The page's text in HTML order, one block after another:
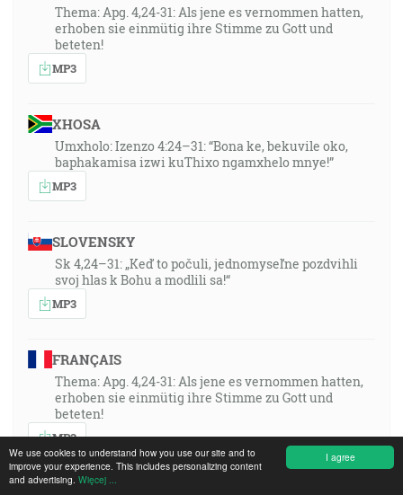
I agree
We use cookies to understand how you use our site and to
improve your experience. This includes personalizing content
and advertising. Więcej ...
Thema: Apg. 4,24-31: Als jene es vernommen hatten,
erhoben sie einmütig ihre Stimme zu Gott und
beteten!
MP3
XHOSA
Umxholo: Izenzo 4:24–31: “Bona ke, bekuvile oko,
baphakamisa izwi kuThixo ngamxhelo mnye!”
MP3
SLOVENSKY
Sk 4,24–31: „Keď to počuli, jednomyseľne pozdvihli
svoj hlas k Bohu a modlili sa!“
MP3
FRANÇAIS
Thema: Apg. 4,24-31: Als jene es vernommen hatten,
erhoben sie einmütig ihre Stimme zu Gott und
beteten!
MP3